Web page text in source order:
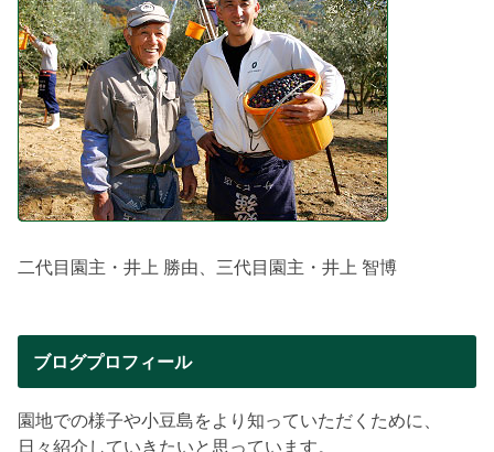
二代目園主・井上 勝由、三代目園主・井上 智博
ブログプロフィール
園地での様子や小豆島をより知っていただくために、
日々紹介していきたいと思っています。